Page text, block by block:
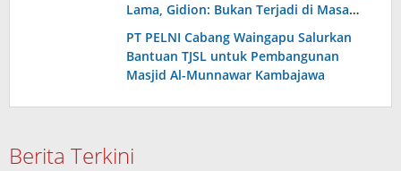
Lama, Gidion: Bukan Terjadi di Masa
Kepemimpinan Saya
PT PELNI Cabang Waingapu Salurkan
Bantuan TJSL untuk Pembangunan
Masjid Al-Munnawar Kambajawa
Berita Terkini